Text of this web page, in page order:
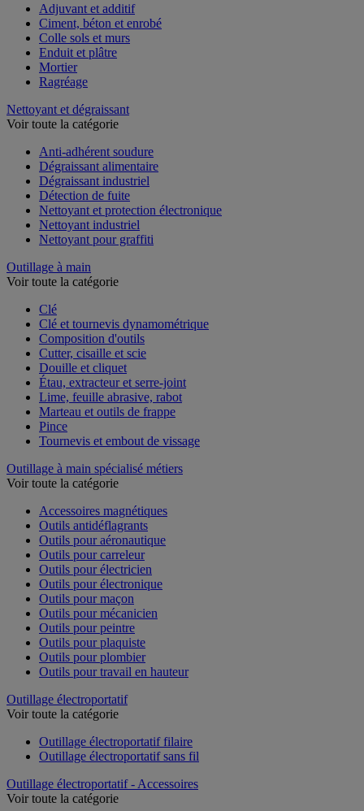
Adjuvant et additif
Ciment, béton et enrobé
Colle sols et murs
Enduit et plâtre
Mortier
Ragréage
Nettoyant et dégraissant
Voir toute la catégorie
Anti-adhérent soudure
Dégraissant alimentaire
Dégraissant industriel
Détection de fuite
Nettoyant et protection électronique
Nettoyant industriel
Nettoyant pour graffiti
Outillage à main
Voir toute la catégorie
Clé
Clé et tournevis dynamométrique
Composition d'outils
Cutter, cisaille et scie
Douille et cliquet
Étau, extracteur et serre-joint
Lime, feuille abrasive, rabot
Marteau et outils de frappe
Pince
Tournevis et embout de vissage
Outillage à main spécialisé métiers
Voir toute la catégorie
Accessoires magnétiques
Outils antidéflagrants
Outils pour aéronautique
Outils pour carreleur
Outils pour électricien
Outils pour électronique
Outils pour maçon
Outils pour mécanicien
Outils pour peintre
Outils pour plaquiste
Outils pour plombier
Outils pour travail en hauteur
Outillage électroportatif
Voir toute la catégorie
Outillage électroportatif filaire
Outillage électroportatif sans fil
Outillage électroportatif - Accessoires
Voir toute la catégorie